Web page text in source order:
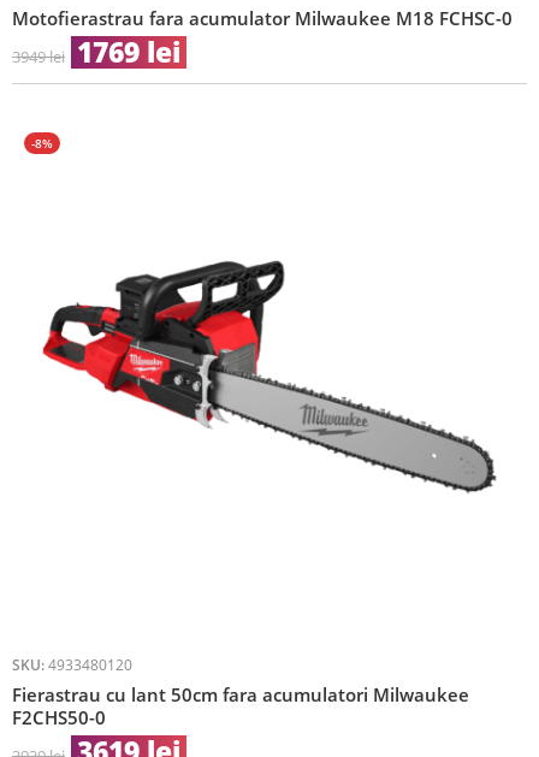
Motofierastrau fara acumulator Milwaukee M18 FCHSC-0
3949lei 1769 lei
-8%
SKU: 4933480120
Fierastrau cu lant 50cm fara acumulatori Milwaukee
F2CHS50-0